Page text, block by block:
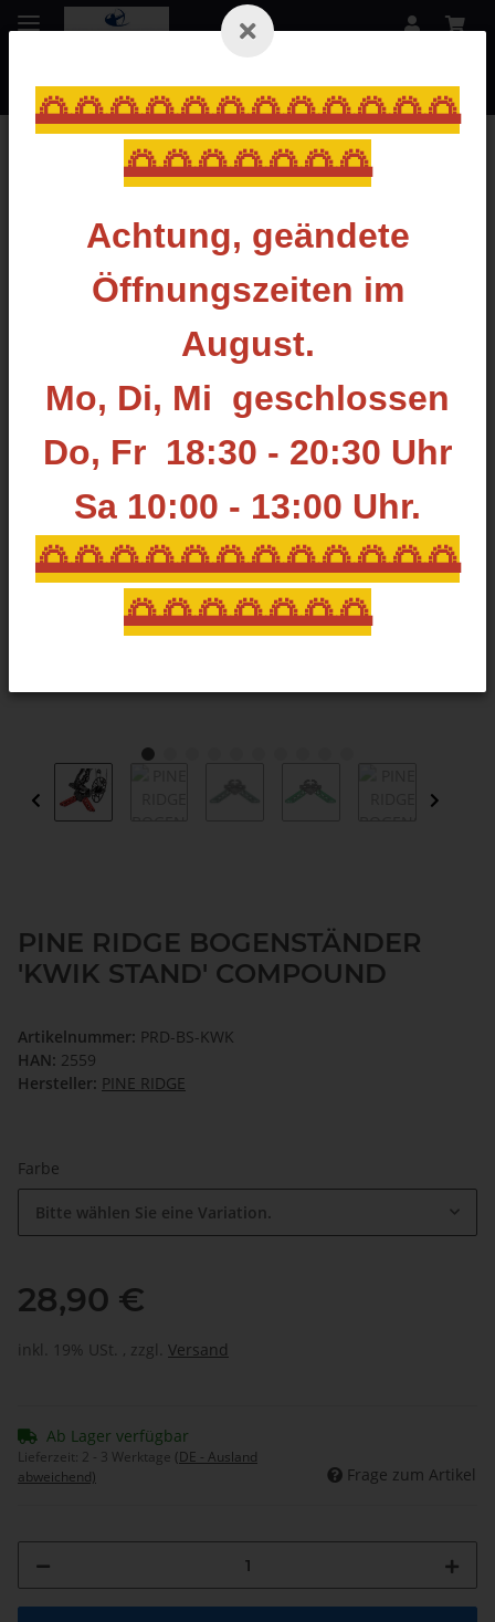
🌅🌅🌅🌅🌅🌅🌅🌅🌅🌅🌅🌅
🌅🌅🌅🌅🌅🌅🌅
Achtung, geändete
Öffnungszeiten im
August.
Mo, Di, Mi geschlossen
Do, Fr 18:30 - 20:30 Uhr
Sa 10:00 - 13:00 Uhr.
🌅🌅🌅🌅🌅🌅🌅🌅🌅🌅🌅🌅
🌅🌅🌅🌅🌅🌅🌅
Zurück zur Liste Bogenständer
PINE RIDGE BOGENSTÄNDER
'KWIK STAND' COMPOUND
Artikelnummer: PRD-BS-KWK
HAN: 2559
Hersteller: PINE RIDGE
Farbe
Bitte wählen Sie eine Variation.
28,90 €
inkl. 19% USt. , zzgl. Versand
Ab Lager verfügbar
Lieferzeit: 2 - 3 Werktage (DE - Ausland
abweichend)
Frage zum Artikel